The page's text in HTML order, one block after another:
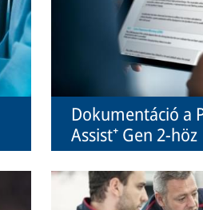
Dokumentáció a
Assist⁺ Gen 2-höz